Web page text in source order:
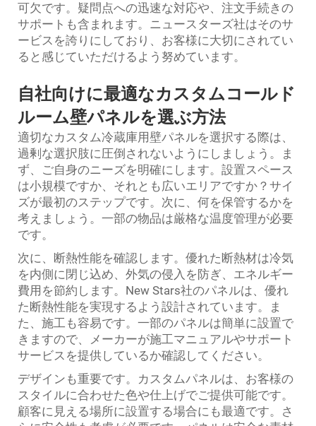
可欠です。疑問点への迅速な対応や、注文手続きの
サポートも含まれます。ニュースターズ社はそのサ
ービスを誇りにしており、お客様に大切にされてい
ると感じていただけるよう努めています。
自社向けに最適なカスタムコールド
ルーム壁パネルを選ぶ方法
適切なカスタム冷蔵庫用壁パネルを選択する際は、
過剰な選択肢に圧倒されないようにしましょう。ま
ず、ご自身のニーズを明確にします。設置スペース
は小規模ですか、それとも広いエリアですか？サイ
ズが最初のステップです。次に、何を保管するかを
考えましょう。一部の物品は厳格な温度管理が必要
です。
次に、断熱性能を確認します。優れた断熱材は冷気
を内側に閉じ込め、外気の侵入を防ぎ、エネルギー
費用を節約します。New Stars社のパネルは、優れ
た断熱性能を実現するよう設計されています。ま
た、施工も容易です。一部のパネルは簡単に設置で
きますので、メーカーが施工マニュアルやサポート
サービスを提供しているか確認してください。
デザインも重要です。カスタムパネルは、お客様の
スタイルに合わせた色や仕上げでご提供可能です。
顧客に見える場所に設置する場合にも最適です。さ